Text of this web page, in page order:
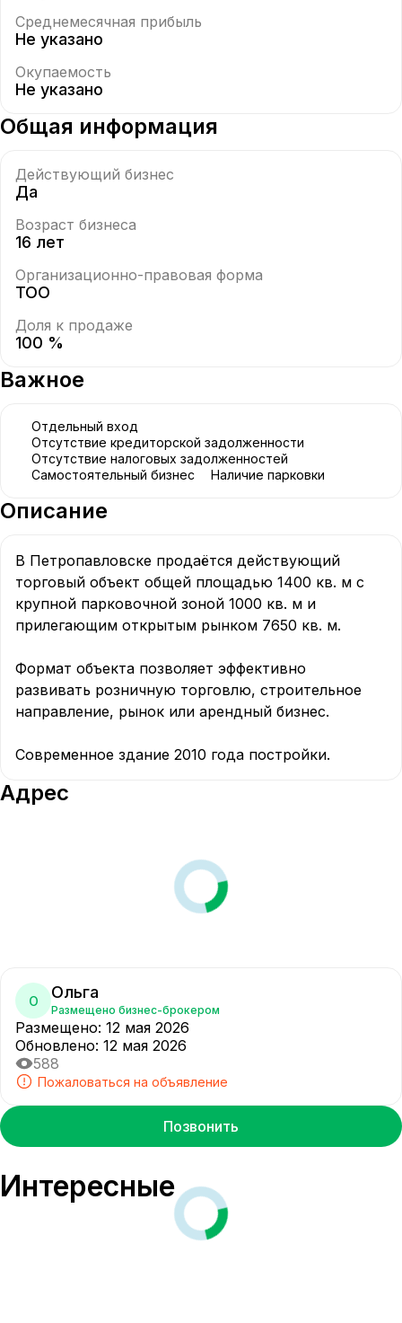
Среднемесячная прибыль
Не указано
Окупаемость
Не указано
Общая информация
Действующий бизнес
Да
Возраст бизнеса
16 лет
Организационно-правовая форма
ТОО
Доля к продаже
100 %
Важное
Отдельный вход
Отсутствие кредиторской задолженности
Отсутствие налоговых задолженностей
Самостоятельный бизнес
Наличие парковки
Описание
В Петропавловске продаётся действующий
торговый объект общей площадью 1400 кв. м с
крупной парковочной зоной 1000 кв. м и
прилегающим открытым рынком 7650 кв. м.
Формат объекта позволяет эффективно
развивать розничную торговлю, строительное
направление, рынок или арендный бизнес.
Современное здание 2010 года постройки.
Адрес
О Ольга
Размещено бизнес-брокером
Размещено: 12 мая 2026
Обновлено: 12 мая 2026
588
Пожаловаться на объявление
Позвонить
Интересные